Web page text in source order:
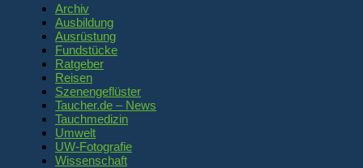
Archiv
Ausbildung
Ausrüstung
Fundstücke
Ratgeber
Reisen
Szenengeflüster
Taucher.de – News
Tauchmedizin
Umwelt
UW-Fotografie
Wissenschaft